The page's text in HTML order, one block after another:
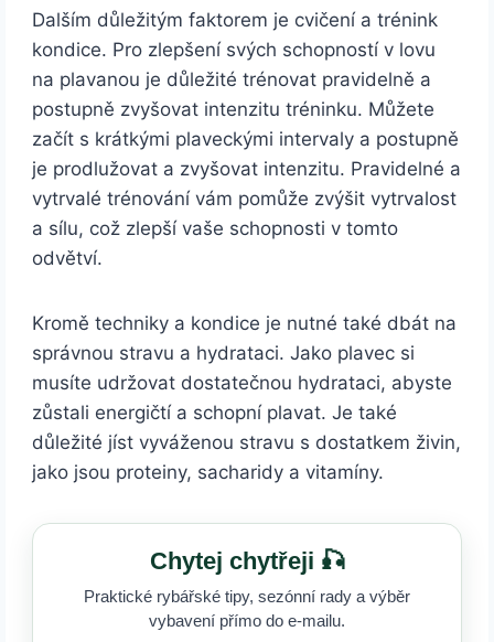
Dalším důležitým faktorem je cvičení a trénink
kondice. Pro zlepšení svých schopností v lovu
na plavanou je důležité trénovat pravidelně a
postupně zvyšovat intenzitu tréninku. Můžete
začít s krátkými plaveckými intervaly a postupně
je prodlužovat a zvyšovat intenzitu. Pravidelné a
vytrvalé trénování vám pomůže zvýšit vytrvalost
a sílu, což zlepší vaše schopnosti v tomto
odvětví.
Kromě techniky a kondice je nutné také dbát na
správnou stravu a hydrataci. Jako plavec si
musíte udržovat dostatečnou hydrataci, abyste
zůstali energičtí a schopní plavat. Je také
důležité jíst vyváženou stravu s dostatkem živin,
jako jsou proteiny, sacharidy a vitamíny.
Chytej chytřeji 🎣
Praktické rybářské tipy, sezónní rady a výběr
vybavení přímo do e-mailu.